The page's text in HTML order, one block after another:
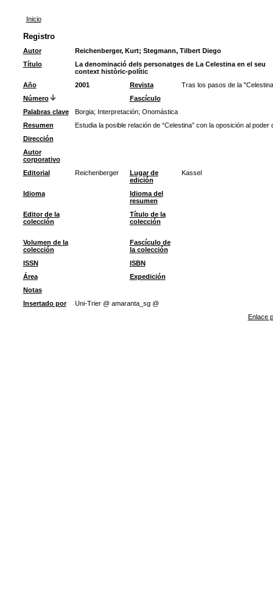
Inicio
Registro
Autor Reichenberger, Kurt; Stegmann, Tilbert Diego
Título
La denominació dels personatges de La Celestina en el seu
context històric-polític
Año
2001 Revista
Tras los pasos de la
Número
Fascículo
Palabras clave
Borgia; Interpretación; Onomástica
Resumen
Estudia la posible relación de “Celestina” con la oposición al
Dirección
Autor
corporativo
Editorial
Reichenberger
Lugar de
edición
Kassel
Idioma
Idioma del
resumen
Editor de la
colección
Título de la
colección
Volumen de la
colección
Fascículo de
la colección
ISSN
ISBN
Área
Expedición
Notas
Insertado por
Uni-Trier @ amaranta_sg @
Enlace